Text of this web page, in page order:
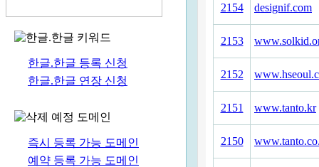
한글.한글 등록 신청
한글.한글 연장 신청
즉시 등록 가능 도메인
예약 등록 가능 도메인
2154 designif.com
2153
2152
2151 www.tanto.kr
2150